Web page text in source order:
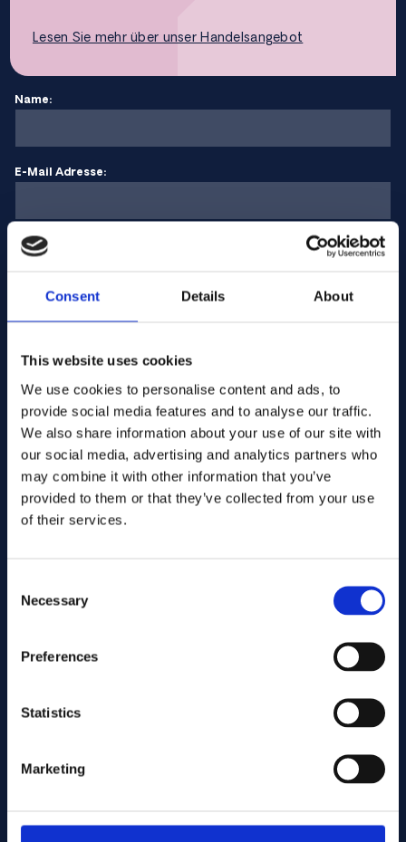
Consent Details About
This website uses cookies
We use cookies to personalise content and ads, to
provide social media features and to analyse our traffic.
We also share information about your use of our site with
our social media, advertising and analytics partners who
may combine it with other information that you’ve
provided to them or that they’ve collected from your use
of their services.
Selection
Necessary
Preferences
Statistics
Marketing
Lesen Sie mehr über unser Handelsangebot
Name:
E-Mail Adresse:
Unternehmen Name:
Ihre Nachricht
Senden Sie
Cutting services